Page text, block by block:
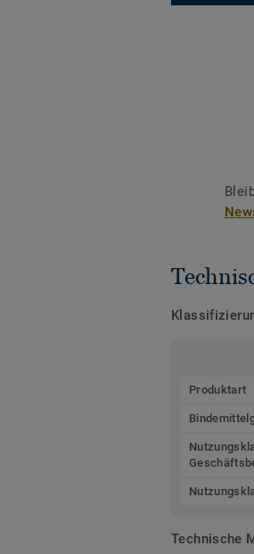
Produktart
Technische